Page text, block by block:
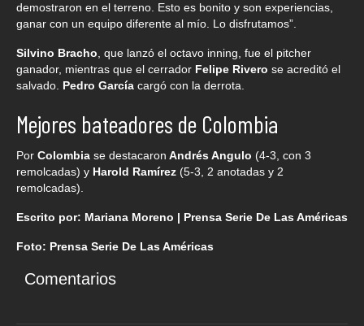
demostraron en el terreno. Esto es bonito y son experiencias,
ganar con un equipo diferente al mío. Lo disfrutamos”.
Silvino Bracho, que lanzó el octavo inning, fue el pitcher
ganador, mientras que el cerrador Felipe Rivero se acreditó el
salvado. Pedro García cargó con la derrota.
Mejores bateadores de Colombia
Por Colombia se destacaron Andrés Angulo (4-3, con 3
remolcadas) y Harold Ramírez (5-3, 2 anotadas y 2
remolcadas).
Escrito por: Mariana Moreno | Prensa Serie De Las Américas
Foto: Prensa Serie De Las Américas
Comentarios